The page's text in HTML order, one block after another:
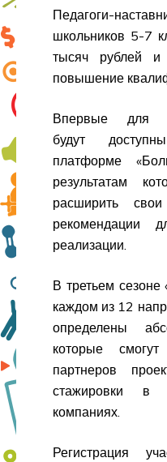
Педагоги-
школьников 5-7
тысяч рублей и
повышение
Впервые для
будут
платформе
результатам
расширить
рекомендации
реализации.
В третьем
каждом из 12
определены
которые
партнеров
стажировки в
компаниях.
Регистрация